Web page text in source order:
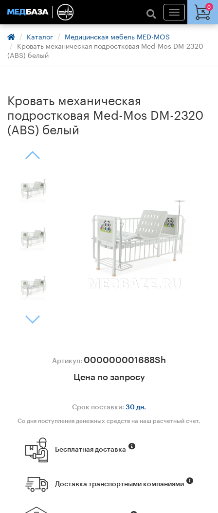
0
Каталог
Медицинская мебель MED-MOS
Кровать механическая подростковая Med-Mos DM-2320
(ABS) белый
Кровать механическая
подростковая Med-Mos DM-2320
(ABS) белый
Артикул: 000000001688Sh
Цена по запросу
Срок поставки: 30 дн.
Со дня поступления денежных средств на наш расчетный счет.
Бесплатная доставка
Доставка транспортными компаниями